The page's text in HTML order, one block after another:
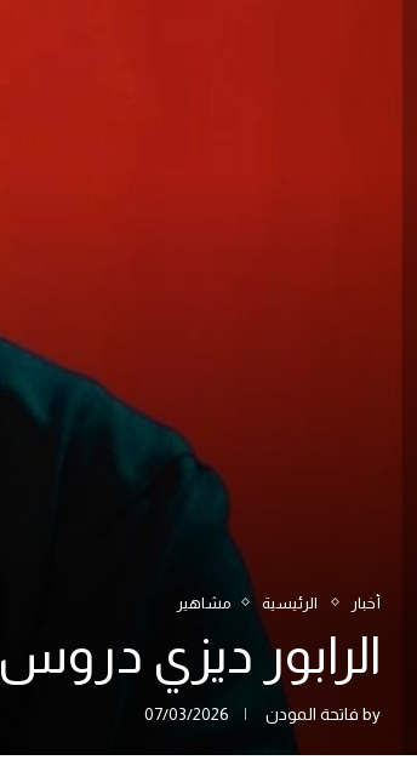
أخبار الرئيسية مشاهير
الرابور ديزي
by فاتحة المودن 07/03/2026